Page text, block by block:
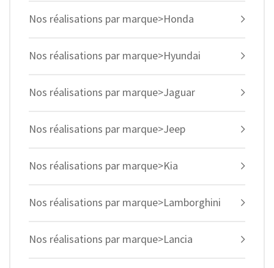
Nos réalisations par marque>Honda
Nos réalisations par marque>Hyundai
Nos réalisations par marque>Jaguar
Nos réalisations par marque>Jeep
Nos réalisations par marque>Kia
Nos réalisations par marque>Lamborghini
Nos réalisations par marque>Lancia